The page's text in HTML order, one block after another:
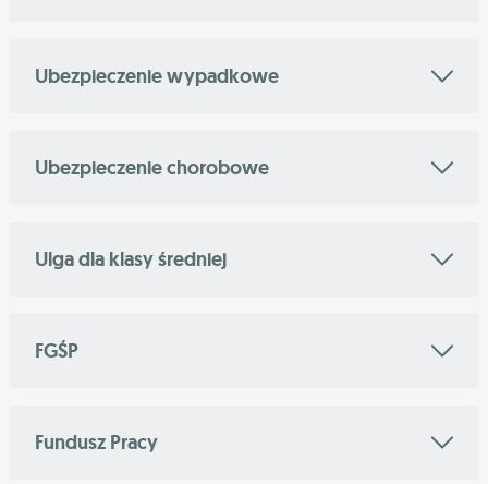
Ubezpieczenie wypadkowe
Ubezpieczenie chorobowe
Ulga dla klasy średniej
FGŚP
Fundusz Pracy